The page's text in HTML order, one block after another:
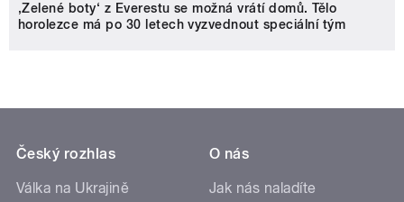
‚Zelené boty‘ z Everestu se možná vrátí domů. Tělo
horolezce má po 30 letech vyzvednout speciální tým
Český rozhlas
Válka na Ukrajině
O nás
Jak nás naladíte